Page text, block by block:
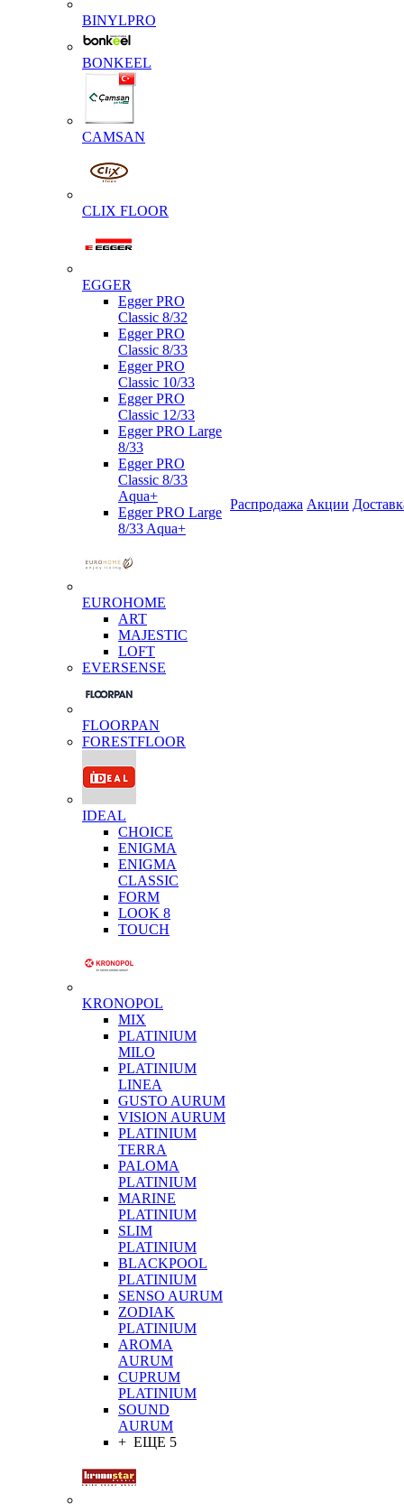
BINYLPRO
BONKEEL
CAMSAN
CLIX FLOOR
EGGER
Egger PRO
Classic 8/32
Egger PRO
Classic 8/33
Egger PRO
Classic 10/33
Egger PRO
Classic 12/33
Egger PRO Large
8/33
Egger PRO
Classic 8/33
Aqua+
Egger PRO Large
8/33 Aqua+
EUROHOME
ART
MAJESTIC
LOFT
EVERSENSE
FLOORPAN
FORESTFLOOR
IDEAL
CHOICE
ENIGMA
ENIGMA
CLASSIC
FORM
LOOK 8
TOUCH
KRONOPOL
MIX
PLATINIUM
MILO
PLATINIUM
LINEA
GUSTO AURUM
VISION AURUM
PLATINIUM
TERRA
PALOMA
PLATINIUM
MARINE
PLATINIUM
SLIM
PLATINIUM
BLACKPOOL
PLATINIUM
SENSO AURUM
ZODIAK
PLATINIUM
AROMA
AURUM
CUPRUM
PLATINIUM
SOUND
AURUM
+ ЕЩЕ 5
Распродажа Акции